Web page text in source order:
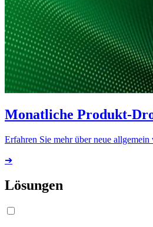
Monatliche Produkt-
Erfahren Sie mehr über neue
➔
Lösungen